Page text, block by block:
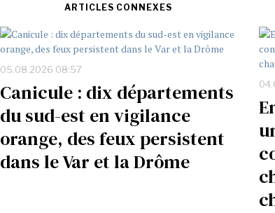
ARTICLES CONNEXES
05.08.2026 08:57
Canicule : dix départements
du sud-est en vigilance
orange, des feux persistent
dans le Var et la Drôme